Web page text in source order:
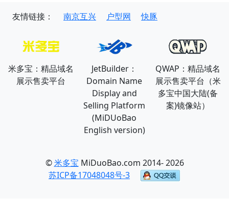
友情链接： 南京互兴 户型网 快豚
米多宝：精品域名
展示售卖平台
JetBuilder：
Domain Name
Display and
Selling Platform
(MiDUoBao
English version)
QWAP：精品域名
展示售卖平台（米
多宝中国大陆(备
案)镜像站）
©米多宝 MiDuoBao.com 2014- 2026
苏ICP备17048048号-3